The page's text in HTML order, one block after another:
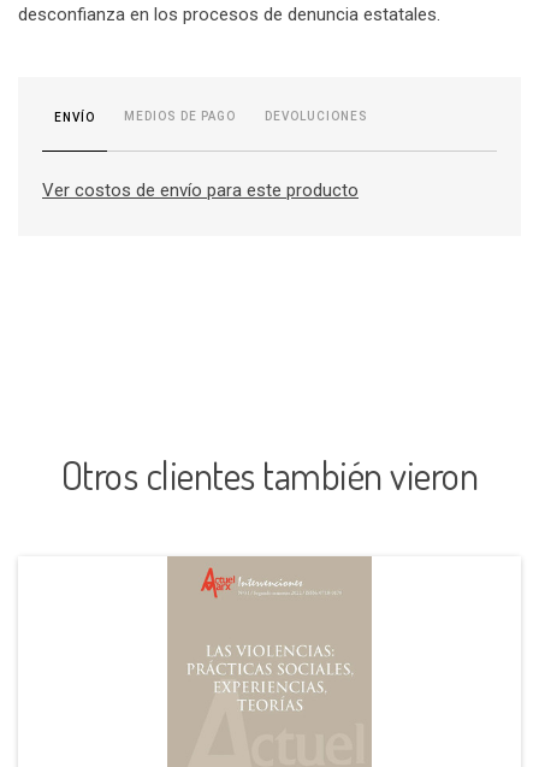
desconfianza en los procesos de denuncia estatales.
ENVÍO MEDIOS DE PAGO DEVOLUCIONES
Ver costos de envío para este producto
Otros clientes también vieron